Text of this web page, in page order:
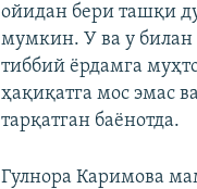
ойидан бери ташқи
мумкин. У ва у
тиббий ёрдамга
ҳақиқатга мос эмас
тарқатган баёнотда.
Гулнора Каримова